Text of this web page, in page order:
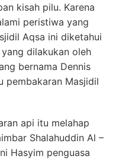
kisah pilu. Karena
peristiwa yang
Aqsa ini diketahui
dilakukan oleh
bernama Dennis
pembakaran Masjidil
api itu melahap
Shalahuddin Al –
Hasyim penguasa